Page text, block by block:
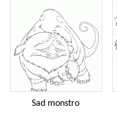
Sad monstro